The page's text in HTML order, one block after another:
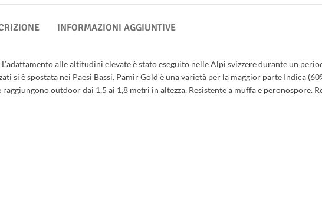
INFORMAZIONI AGGIUNTIVE
alle altitudini elevate è stato eseguito nelle Alpi svizzere durante un
si è spostata nei Paesi Bassi. Pamir Gold è una varietà per la maggior parte Indica
outdoor dai 1,5 ai 1,8 metri in altezza. Resistente a muffa e peronospore.